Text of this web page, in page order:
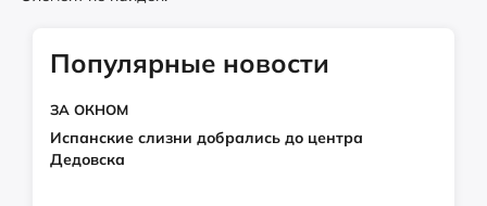
Популярные новости
ЗА ОКНОМ
Испанские слизни добрались до центра
Дедовска